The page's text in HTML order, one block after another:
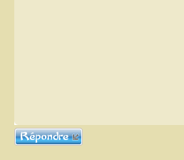
Répondre